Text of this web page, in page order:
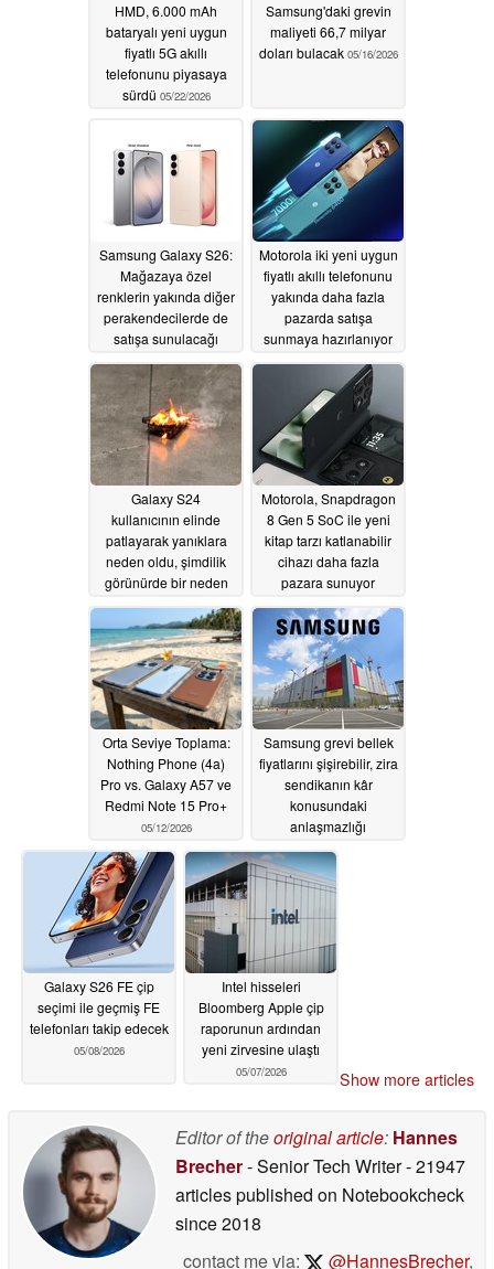
HMD, 6.000 mAh
bataryalı yeni uygun
fiyatlı 5G akıllı
telefonunu piyasaya
sürdü 05/22/2026
Samsung'daki grevin
maliyeti 66,7 milyar
doları bulacak 05/16/2026
Samsung Galaxy S26:
Mağazaya özel
renklerin yakında diğer
perakendecilerde de
satışa sunulacağı
05/15/2026
Motorola iki yeni uygun
fiyatlı akıllı telefonunu
yakında daha fazla
pazarda satışa
sunmaya hazırlanıyor
05/15/2026
Galaxy S24
kullanıcının elinde
patlayarak yanıklara
neden oldu, şimdilik
görünürde bir neden
05/14/2026
Motorola, Snapdragon
8 Gen 5 SoC ile yeni
kitap tarzı katlanabilir
cihazı daha fazla
pazara sunuyor
05/13/2026
Orta Seviye Toplama:
Nothing Phone (4a)
Pro vs. Galaxy A57 ve
Redmi Note 15 Pro+
05/12/2026
Samsung grevi bellek
fiyatlarını şişirebilir, zira
sendikanın kâr
konusundaki
anlaşmazlığı
Galaxy S26 FE çip
seçimi ile geçmiş FE
telefonları takip edecek
05/08/2026
Intel hisseleri
Bloomberg Apple çip
raporunun ardından
yeni zirvesine ulaştı
05/07/2026 Show more articles
Editor of theoriginal article: Hannes
Brecher- Senior Tech Writer- 21947
articles published on Notebookcheck
since 2018
contact me via:
@HannesBrecher,